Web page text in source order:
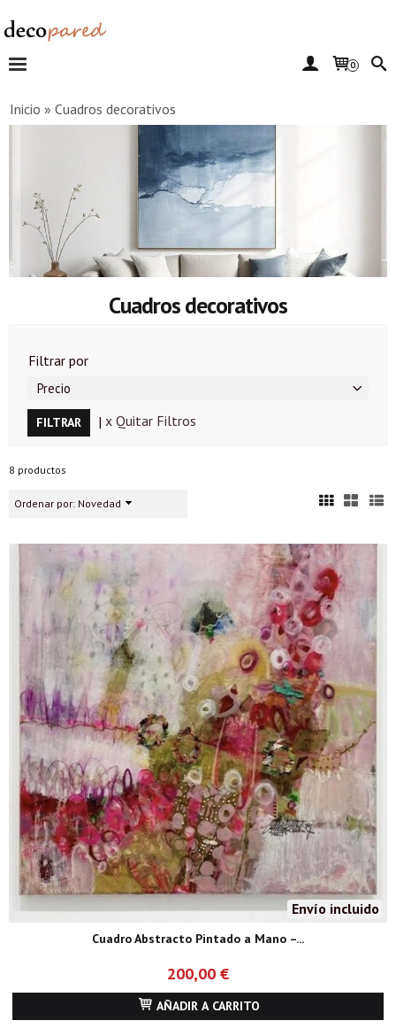
0
Inicio » Cuadros decorativos
Cuadros decorativos
Filtrar por
Precio
| x Quitar Filtros
8 productos
Ordenar por: Novedad
Envío incluido
Cuadro Abstracto Pintado a Mano –...
200,00 €
AÑADIR A CARRITO